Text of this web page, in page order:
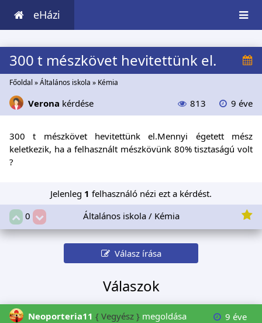
eHázi
300 t mészkövet hevitettünk el.
Főoldal »Általános iskola » Kémia
Verona kérdése 813 9 éve
300 t mészkövet hevitettünk el.Mennyi égetett mész
keletkezik, ha a felhasznált mészkövünk 80% tisztaságú volt
?
Jelenleg 1 felhasználó nézi ezt a kérdést.
0
Általános iskola / Kémia
Válasz írása
Válaszok
Neoporteria11 { Vegyész } megoldása 9 éve